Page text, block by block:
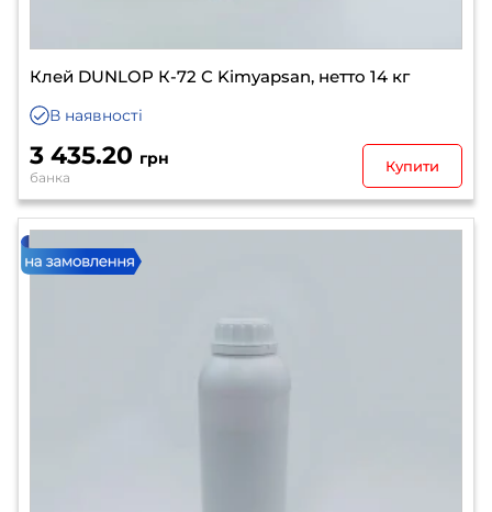
Клей DUNLOP К-72 С Kimyapsan, нетто 14 кг
В наявності
3 435.20 грн
банка
Купити